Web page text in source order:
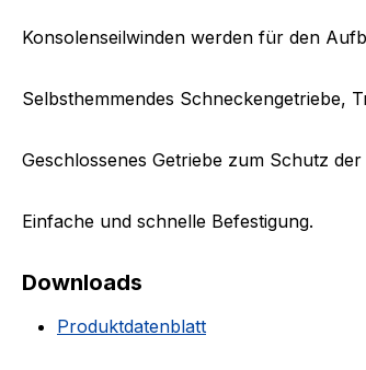
Konsolenseilwinden werden für den
Selbsthemmendes Schneckengetriebe,
Geschlossenes Getriebe zum Schutz
Einfache und schnelle Befestigung.
Downloads
Produktdatenblatt